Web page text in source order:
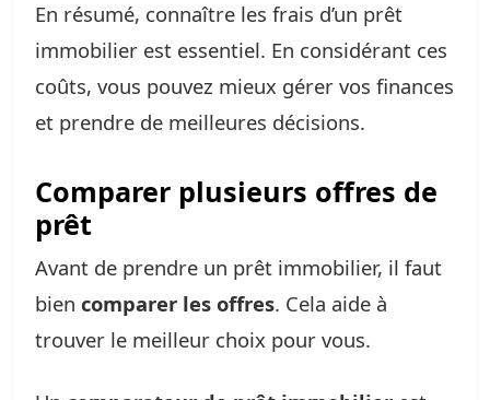
En résumé, connaître les frais d’un prêt
immobilier est essentiel. En considérant ces
coûts, vous pouvez mieux gérer vos finances
et prendre de meilleures décisions.
Comparer plusieurs offres de
prêt
Avant de prendre un prêt immobilier, il faut
bien comparer les offres. Cela aide à
trouver le meilleur choix pour vous.